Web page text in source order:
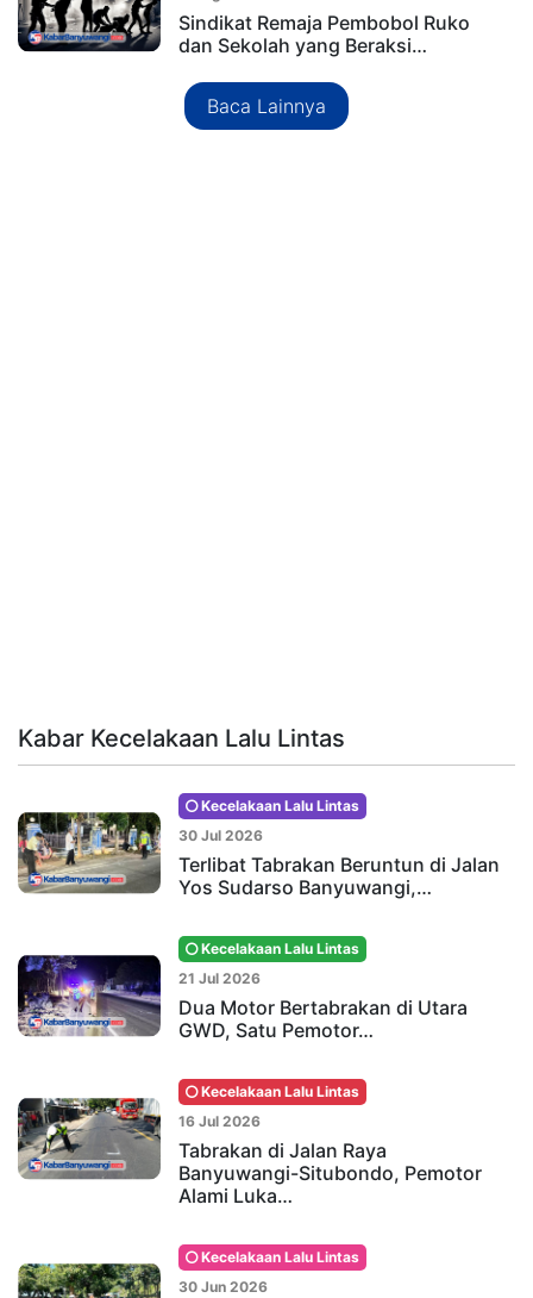
Sindikat Remaja Pembobol Ruko
dan Sekolah yang Beraksi…
Baca Lainnya
Kabar Kecelakaan Lalu Lintas
Kecelakaan Lalu Lintas
30 Jul 2026
Terlibat Tabrakan Beruntun di Jalan
Yos Sudarso Banyuwangi,…
Kecelakaan Lalu Lintas
21 Jul 2026
Dua Motor Bertabrakan di Utara
GWD, Satu Pemotor…
Kecelakaan Lalu Lintas
16 Jul 2026
Tabrakan di Jalan Raya
Banyuwangi-Situbondo, Pemotor
Alami Luka…
Kecelakaan Lalu Lintas
30 Jun 2026